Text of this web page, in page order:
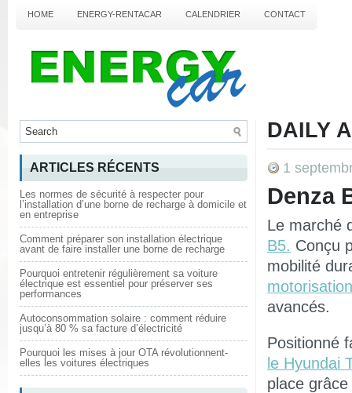
HOME ENERGY-RENTACAR CALENDRIER CONTACT
DAILY
1
Denza
Le marché
B5. Conçu
mobilité
avancés.
Positionné
le Hyundai
place
ARTICLES RÉCENTS
Les normes de sécurité à respecter pour
l’installation d’une borne de recharge à domicile et
en entreprise
Comment préparer son installation électrique
avant de faire installer une borne de recharge
Pourquoi entretenir régulièrement sa voiture
électrique est essentiel pour préserver ses
performances
Autoconsommation solaire : comment réduire
jusqu’à 80 % sa facture d’électricité
Pourquoi les mises à jour OTA révolutionnent-
elles les voitures électriques